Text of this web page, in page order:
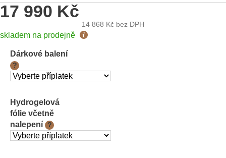
17 990 Kč
14 868 Kč bez DPH
Měrná
skladem na prodejně
Dárkové balení
?
Hydrogelová
fólie včetně
nalepení
?